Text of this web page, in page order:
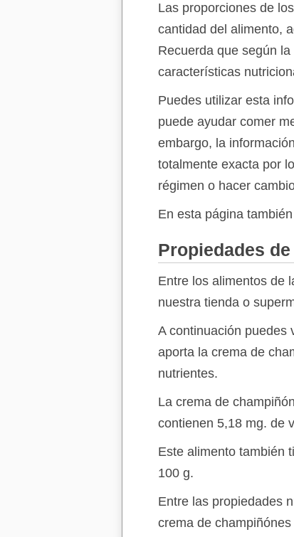
Las proporciones de
cantidad del alimento,
Recuerda que según
características
Puedes utilizar esta
puede ayudar comer
embargo, la
totalmente exacta por
régimen o hacer
En esta página
Propiedades
Entre los alimentos de
nuestra tienda o
A continuación puedes
aporta la crema de
nutrientes.
La crema de
contienen 5,18 mg. de
Este alimento también
100 g.
Entre las propiedades
crema de